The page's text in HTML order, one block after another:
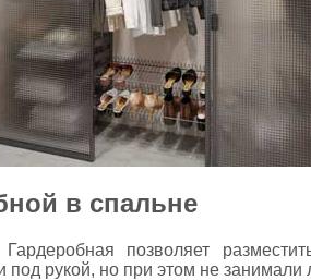
в спальне
позволяет
рукой, но при этом не занимали